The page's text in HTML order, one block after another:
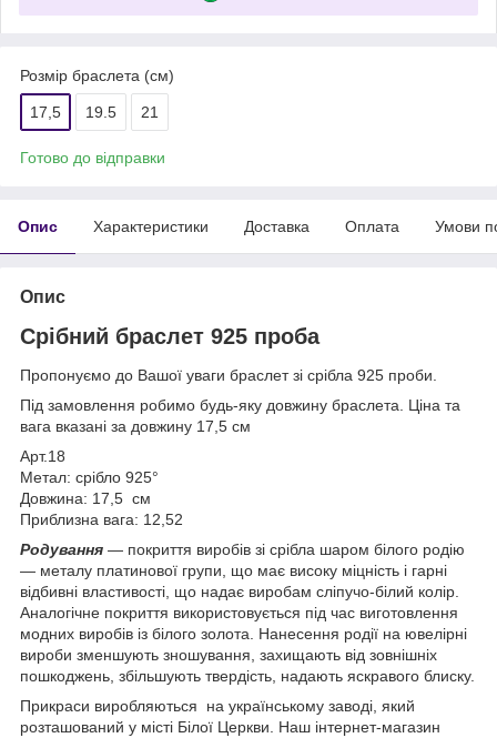
Розмір браслета (см)
17,5 19.5 21
Готово до відправки
Опис Характеристики Доставка Оплата Умови
Опис
Срібний браслет 925 проба
Пропонуємо до Вашої уваги браслет зі срібла 925 проби.
Під замовлення робимо будь-яку довжину браслета. Ціна та
вага вказані за довжину 17,5 см
Арт.18
Метал: срібло 925°
Довжина: 17,5 см
Приблизна вага: 12,52
Родування — покриття виробів зі срібла шаром білого родію
— металу платинової групи, що має високу міцність і гарні
відбивні властивості, що надає виробам сліпучо-білий колір.
Аналогічне покриття використовується під час виготовлення
модних виробів із білого золота. Нанесення родії на ювелірні
вироби зменшують зношування, захищають від зовнішніх
пошкоджень, збільшують твердість, надають яскравого блиску.
Прикраси виробляються на українському заводі, який
розташований у місті Білої Церкви. Наш інтернет-магазин